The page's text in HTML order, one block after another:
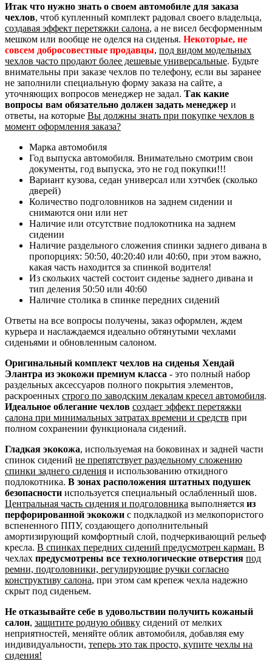
Итак что нужно знать о своем автомобиле для заказа
чехлов, чтоб купленный комплект радовал своего владельца,
создавая эффект перетяжки салона, а не висел бесформенным
мешком или вообще не оделся на сиденья. Некоторые, не
совсем добросовестные продавцы, под видом модельных
чехлов часто продают более дешевые универсальные. Будьте
внимательны при заказе чехлов по телефону, если вы заранее
не заполнили специальную форму заказа на сайте, а
уточняющих вопросов менеджер не задал. Так какие
вопросы вам обязательно должен задать менеджер и
ответы, на которые Вы должны знать при покупке чехлов в
момент оформления заказа?
Марка автомобиля
Год выпуска автомобиля. Внимательно смотрим свои
документы, год выпуска, это не год покупки!!!
Вариант кузова, седан универсал или хэтчбек (сколько
дверей)
Количество подголовников на заднем сидении и
снимаются они или нет
Наличие или отсутствие подлокотника на заднем
сидении
Наличие раздельного сложения спинки заднего дивана в
пропорциях: 50:50, 40:20:40 или 40:60, при этом важно,
какая часть находится за спинкой водителя!
Из скольких частей состоит сиденье заднего дивана и
тип деления 50:50 или 40:60
Наличие столика в спинке передних сидений
Ответы на все вопросы получены, заказ оформлен, ждем
курьера и наслаждаемся идеально обтянутыми чехлами
сиденьями и обновленным салоном.
Оригинальный комплект чехлов на сиденья Хендай
Элантра из экокожи премиум класса - это полный набор
раздельных аксессуаров полного покрытия элементов,
раскроенных строго по заводским лекалам кресел автомобиля.
Идеальное облегание чехлов создает эффект перетяжки
салона при минимальных затратах времени и средств при
полном сохранении функционала сидений.
Гладкая экокожа, используемая на боковинах и задней части
спинок сидений не препятствует раздельному сложению
спинки заднего сидения и использованию откидного
подлокотника. В зонах расположения штатных подушек
безопасности используется специальный ослабленный шов.
Центральная часть сидения и подголовника выполняется из
перфорированной экокожи с подкладкой из мелкопористого
вспененного ППУ, создающего дополнительный
амортизирующий комфортный слой, подчеркивающий рельеф
кресла. В спинках передних сидений предусмотрен карман. В
чехлах предусмотрены все технологические отверстия под
ремни, подголовники, регулирующие ручки согласно
конструктиву салона, при этом сам крепеж чехла надежно
скрыт под сиденьем.
Не отказывайте себе в удовольствии получить кожаный
салон, защитите родную обивку сидений от мелких
неприятностей, меняйте облик автомобиля, добавляя ему
индивидуальности, теперь это так просто, купите чехлы на
сидения!